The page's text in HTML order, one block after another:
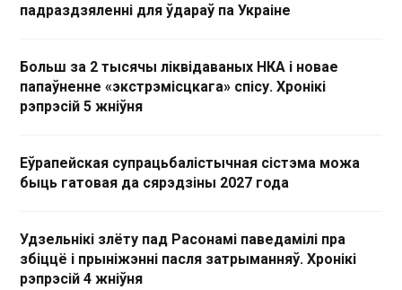
падраздзяленні для ўдараў па Украіне
Больш за 2 тысячы ліквідаваных НКА і новае
папаўненне «экстрэмісцкага» спісу. Хронікі
рэпрэсій 5 жніўня
Еўрапейская супрацьбалістычная сістэма можа
быць гатовая да сярэдзіны 2027 года
Удзельнікі злёту пад Расонамі паведамілі пра
збіццё і прыніжэнні пасля затрыманняў. Хронікі
рэпрэсій 4 жніўня